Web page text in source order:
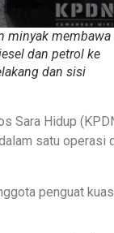
minyak membawa
dan petrol ke
dan sisi
Sara Hidup
satu operasi
penguat